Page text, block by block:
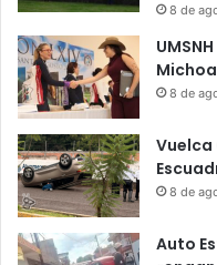
8 de
8 de
Vuelca
8 de
Auto